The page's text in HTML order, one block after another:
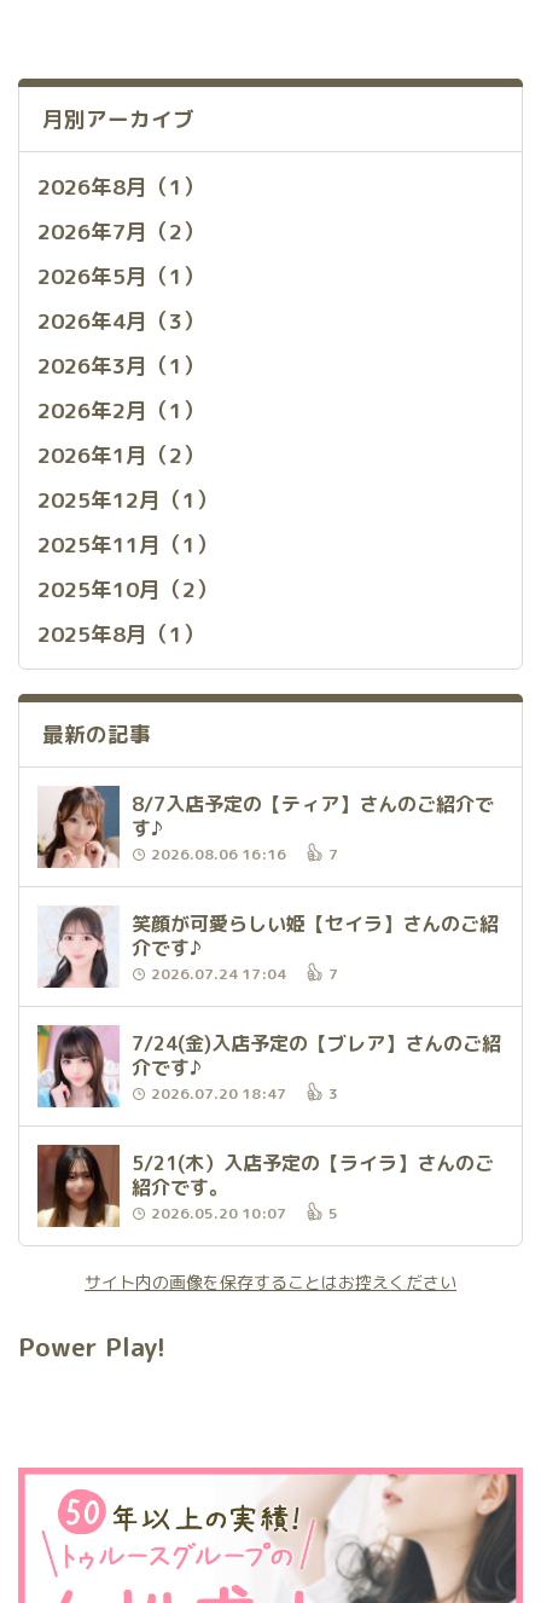
月別アーカイブ
2026年8月（1）
2026年7月（2）
2026年5月（1）
2026年4月（3）
2026年3月（1）
2026年2月（1）
2026年1月（2）
2025年12月（1）
2025年11月（1）
2025年10月（2）
2025年8月（1）
最新の記事
8/7入店予定の【ティア】さんのご紹介で
す♪
2026.08.06 16:16 7
笑顔が可愛らしい姫【セイラ】さんのご紹
介です♪
2026.07.24 17:04 7
7/24(金)入店予定の【ブレア】さんのご紹
介です♪
2026.07.20 18:47 3
5/21(木）入店予定の【ライラ】さんのご
紹介です。
2026.05.20 10:07 5
サイト内の画像を保存することはお控えください
Power Play!